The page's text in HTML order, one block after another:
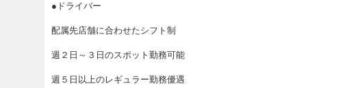
ピード昇格も可能です！
●ドライバー
配属先店舗に合わせたシフト制
週２日～３日のスポット勤務可能
週５日以上のレギュラー勤務優遇